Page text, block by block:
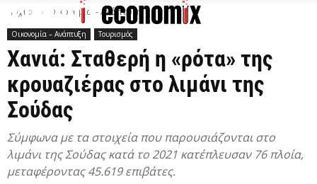
Αρχική Οικονομία – Ανάπτυξη
Οικονομία – Ανάπτυξη Τουρισμός
Χανιά: Σταθερή η «ρότα» της
κρουαζιέρας στο λιμάνι της
Σούδας
Σύμφωνα με τα στοιχεία που παρουσιάζονται στο
λιμάνι της Σούδας κατά το 2021 κατέπλευσαν 76 πλοία,
μεταφέροντας 45.619 επιβάτες.